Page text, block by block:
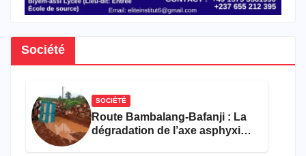
Société
SOCIÉTÉ
Route Bambalang-Bafanji : La
dégradation de l’axe asphyxie